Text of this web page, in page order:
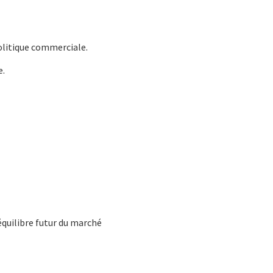
commerciale.
futur du marché